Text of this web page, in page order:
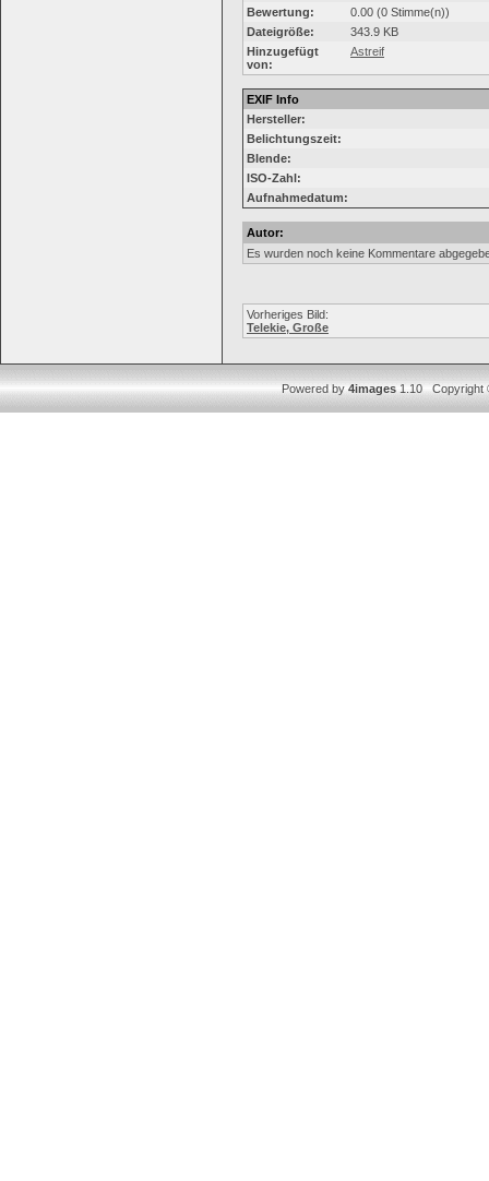
Bewertung:
0.00 (0 Stimme(n))
Dateigröße:
343.9 KB
Hinzugefügt
von:
Astreif
EXIF Info
Hersteller:
Belichtungszeit:
Blende:
ISO-Zahl:
Aufnahmedatum:
Autor:
Es wurden noch keine Kommentare
Vorheriges Bild:
Telekie, Große
Powered by4images1.10 Copyright